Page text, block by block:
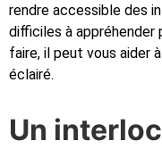
rendre accessible des
difficiles à appréhender
faire, il peut vous aider
éclairé.
Un